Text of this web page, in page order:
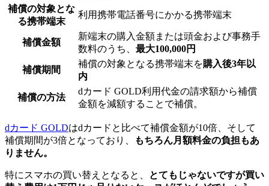
補償の対象とな
る携帯端末
利用携帯電話番号にかかる携帯端末
補償金額
新端末の購入金額または頭金および事務手
数料のうち、 最大100,000円
補償期間
補償の対象となる携帯端末を購入後3年以
内
補償の方法
dカード GOLD利用代金の請求額から補償
金額を減額することで補償。
dカード GOLDはdカードと比べて補償金額が10倍、そして
補償期間が3倍となっており、
もちろん月額料金の負担もあ
りません。
特にスマホの買い替えとなると、
とてもじゃないですが買い